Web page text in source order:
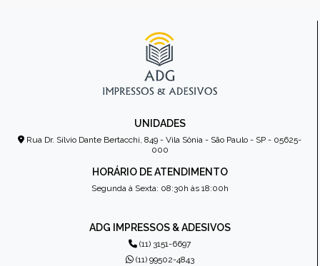
UNIDADES
Rua Dr. Sílvio Dante Bertacchi, 849 - Vila Sônia - São Paulo - SP - 05625-
000
HORÁRIO DE ATENDIMENTO
Segunda à Sexta: 08:30h às 18:00h
ADG IMPRESSOS & ADESIVOS
(11) 3151-6697
(11) 99502-4843